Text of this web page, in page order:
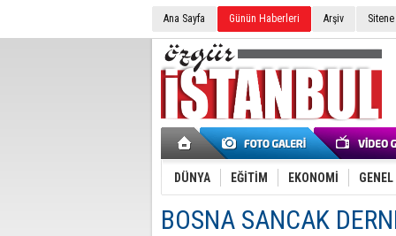
Ana Sayfa Günün Haberleri Arşiv
DÜNYA EĞİTİM EKONOMİ GENEL
BOSNA SANCAK